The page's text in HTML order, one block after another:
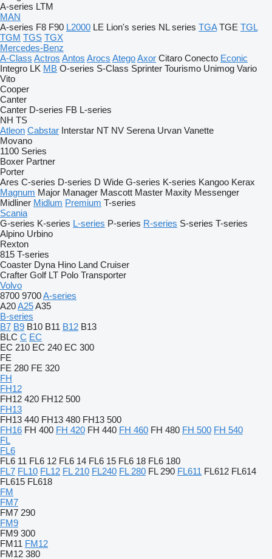
A-series LTM
MAN
A-series F8 F90 L2000 LE Lion's series NL series TGA TGE TGL
TGM TGS TGX
Mercedes-Benz
A-Class Actros Antos Arocs AtegoAxor Citaro Conecto Econic
Integro LK MB O-series S-Class Sprinter Tourismo Unimog Vario
Vito
Cooper
Canter
Canter D-series FB L-series
NH TS
Atleon Cabstar Interstar NT NV Serena Urvan Vanette
Movano
1100 Series
Boxer Partner
Porter
Ares C-series D-series D Wide G-series K-series Kangoo Kerax
Magnum Major Manager Mascott Master Maxity Messenger
Midliner Midlum Premium T-series
Scania
G-series K-series L-series P-series R-series S-series T-series
Alpino Urbino
Rexton
815 T-series
Coaster Dyna Hino Land Cruiser
Crafter Golf LT Polo Transporter
Volvo
8700 9700A-series
A20A25A35
B-series
B7 B9 B10 B11 B12 B13
BLC C EC
EC 210 EC 240 EC 300
FE
FE 280 FE 320
FH
FH12
FH12 420 FH12 500
FH13
FH13 440 FH13 480 FH13 500
FH16 FH 400 FH 420 FH 440 FH 460 FH 480 FH 500 FH 540
FL
FL6
FL6 11 FL6 12 FL6 14 FL6 15 FL6 18 FL6 180
FL7 FL10 FL12 FL 210 FL240 FL 280 FL 290 FL611 FL612 FL614
FL615 FL618
FM
FM7
FM7 290
FM9
FM9 300
FM11 FM12
FM12 380